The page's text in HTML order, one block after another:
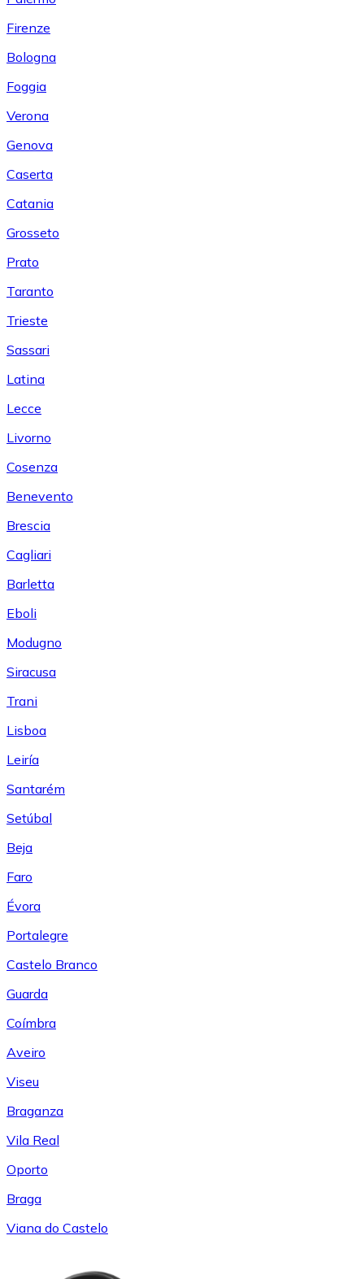
Firenze
Bologna
Foggia
Verona
Genova
Caserta
Catania
Grosseto
Prato
Taranto
Trieste
Sassari
Latina
Lecce
Livorno
Cosenza
Benevento
Brescia
Cagliari
Barletta
Eboli
Modugno
Siracusa
Trani
Lisboa
Leiría
Santarém
Setúbal
Beja
Faro
Évora
Portalegre
Castelo Branco
Guarda
Coímbra
Aveiro
Viseu
Braganza
Vila Real
Oporto
Braga
Viana do Castelo